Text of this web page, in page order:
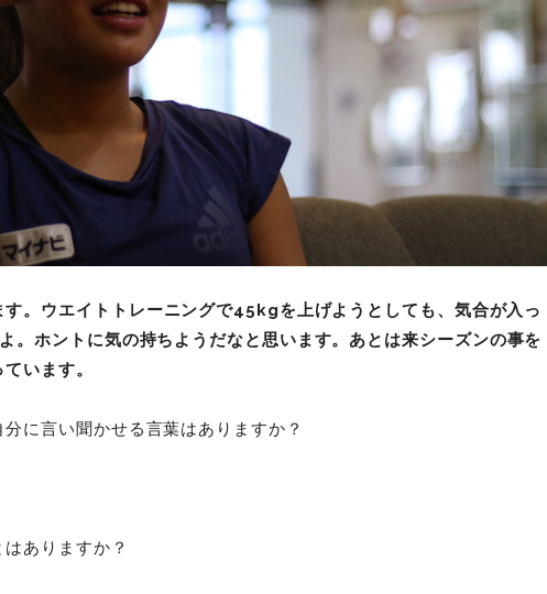
す。ウエイトトレーニングで45kgを上げようとしても、気合が入っ
。ホントに気の持ちようだなと思います。あとは来シーズンの事を
ています。
に言い聞かせる言葉はありますか？
ありますか？